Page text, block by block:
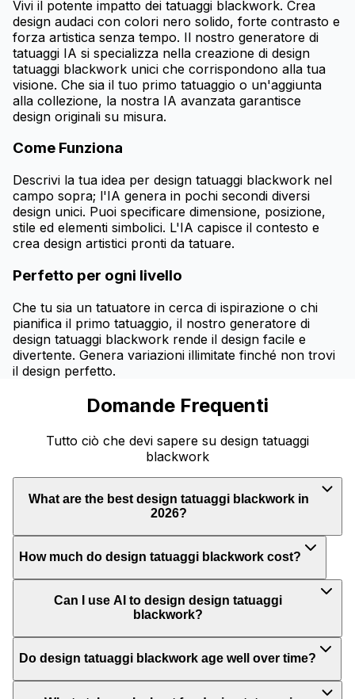
Vivi il potente impatto dei tatuaggi blackwork. Crea
design audaci con colori nero solido, forte contrasto e
forza artistica senza tempo. Il nostro generatore di
tatuaggi IA si specializza nella creazione di design
tatuaggi blackwork unici che corrispondono alla tua
visione. Che sia il tuo primo tatuaggio o un'aggiunta
alla collezione, la nostra IA avanzata garantisce
design originali su misura.
Come Funziona
Descrivi la tua idea per design tatuaggi blackwork nel
campo sopra; l'IA genera in pochi secondi diversi
design unici. Puoi specificare dimensione, posizione,
stile ed elementi simbolici. L'IA capisce il contesto e
crea design artistici pronti da tatuare.
Perfetto per ogni livello
Che tu sia un tatuatore in cerca di ispirazione o chi
pianifica il primo tatuaggio, il nostro generatore di
design tatuaggi blackwork rende il design facile e
divertente. Genera variazioni illimitate finché non trovi
il design perfetto.
Domande Frequenti
Tutto ciò che devi sapere su design tatuaggi
blackwork
What are the best design tatuaggi blackwork in
2026?
How much do design tatuaggi blackwork cost?
Can I use AI to design design tatuaggi
blackwork?
Do design tatuaggi blackwork age well over time?